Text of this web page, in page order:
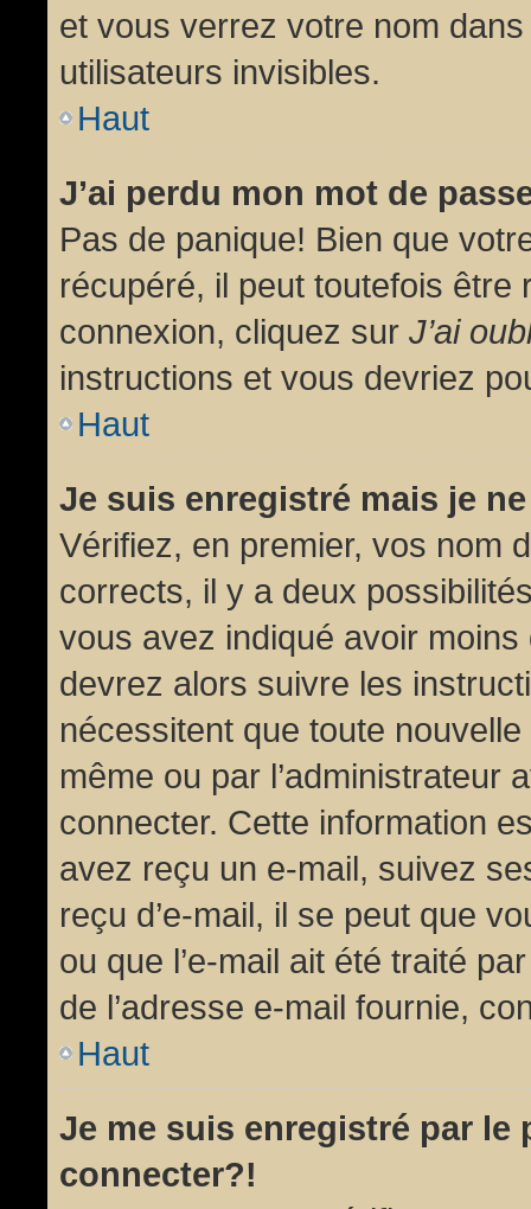
et vous verrez votre nom
utilisateurs invisibles.
Haut
J’ai perdu mon mot de
Pas de panique! Bien que
récupéré, il peut toutefois être
connexion, cliquez sur J’ai
instructions et vous devriez
Haut
Je suis enregistré mais je
Vérifiez, en premier, vos nom
corrects, il y a deux
vous avez indiqué avoir
devrez alors suivre les
nécessitent que toute
même ou par l’administrateur
connecter. Cette information
avez reçu un e-mail, suivez
reçu d’e-mail, il se peut que
ou que l’e-mail ait été traité
de l’adresse e-mail fournie,
Haut
Je me suis enregistré par le
connecter?!